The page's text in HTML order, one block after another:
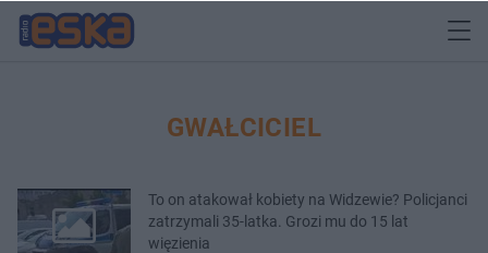
GWAŁCICIEL
To on atakował kobiety na Widzewie? Policjanci
zatrzymali 35-latka. Grozi mu do 15 lat
więzienia